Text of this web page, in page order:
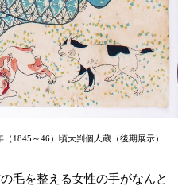
1845～46）頃大判個人蔵（後期展示）
毛を整える女性の手がなんと